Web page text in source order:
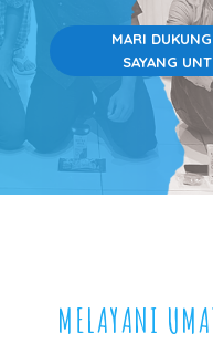
MARI
SAYANG
MELAYANI